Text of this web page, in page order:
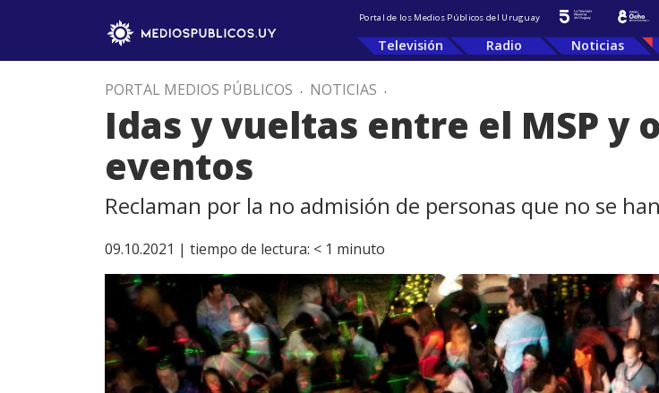
Portal de los Medios Públicos del Uruguay
Televisión Radio Noticias
PORTAL MEDIOS PÚBLICOS . NOTICIAS .
Idas y vueltas entre el MSP y
eventos
Reclaman por la no admisión de personas que no se
09.10.2021 | tiempo de lectura: < 1 minuto